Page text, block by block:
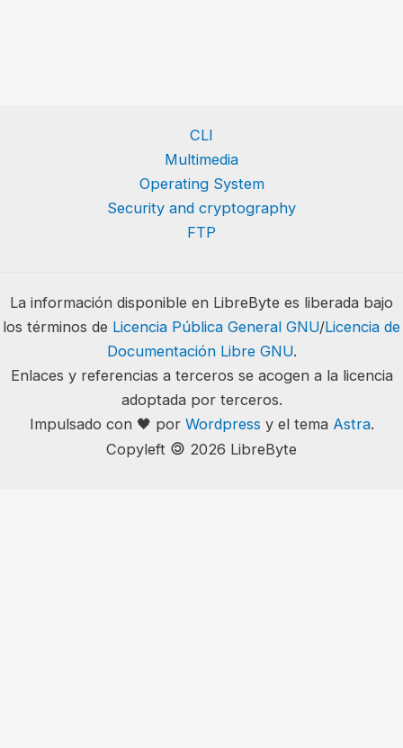
CLI
Multimedia
Operating System
Security and cryptography
FTP
La información disponible en LibreByte es liberada bajo
los términos de Licencia Pública General GNU/Licencia de
Documentación Libre GNU.
Enlaces y referencias a terceros se acogen a la licencia
adoptada por terceros.
Impulsado con 🖤 por Wordpress y el tema Astra.
Copyleft 🄯 2026 LibreByte